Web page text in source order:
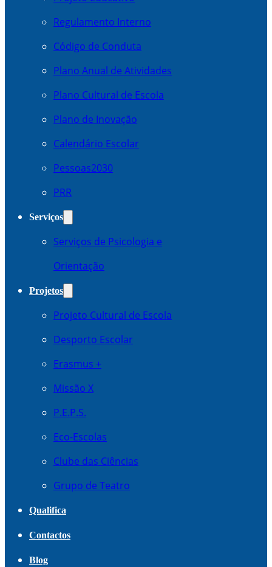
Regulamento Interno
Código de Conduta
Plano Anual de Atividades
Plano Cultural de Escola
Plano de Inovação
Calendário Escolar
Pessoas2030
PRR
Serviços
Serviços de Psicologia e
Orientação
Projetos
Projeto Cultural de Escola
Desporto Escolar
Erasmus +
Missão X
P.E.P.S.
Eco-Escolas
Clube das Ciências
Grupo de Teatro
Qualifica
Contactos
Blog